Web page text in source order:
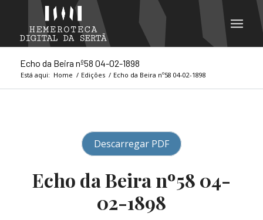
Echo da Beira nº58 04-02-1898
Está aqui: Home / Edições / Echo da Beira nº58 04-02-1898
Descarregar PDF
Echo da Beira nº58 04-
02-1898